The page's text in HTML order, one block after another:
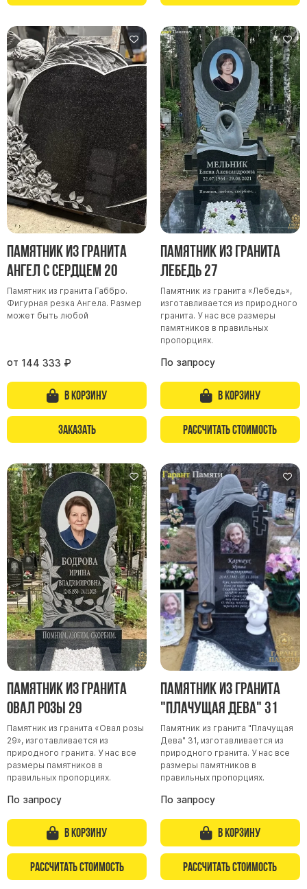
Памятник из гранита
Ангел с сердцем 20
Памятник из гранита Габбро.
Фигурная резка Ангела. Размер
может быть любой
от 144 333 ₽
В корзину
Заказать
Памятник из гранита
Лебедь 27
Памятник из гранита «Лебедь»,
изготавливается из природного
гранита. У нас все размеры
памятников в правильных
пропорциях.
По запросу
В корзину
Рассчитать стоимость
Памятник из гранита
Овал розы 29
Памятник из гранита «Овал розы
29», изготавливается из
природного гранита. У нас все
размеры памятников в
правильных пропорциях.
По запросу
В корзину
Рассчитать стоимость
Памятник из гранита
"Плачущая Дева" 31
Памятник из гранита "Плачущая
Дева" 31, изготавливается из
природного гранита. У нас все
размеры памятников в
правильных пропорциях.
По запросу
В корзину
Рассчитать стоимость